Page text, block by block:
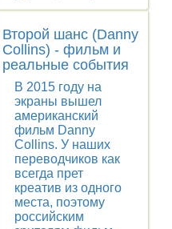
Второй шанс (Danny
Collins) - фильм и
реальные события
В 2015 году на
экраны вышел
американский
фильм Danny
Collins. У наших
переводчиков как
всегда прет
креатив из одного
места, поэтому
российским